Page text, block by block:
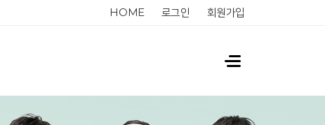
HOME 로그인 회원가입